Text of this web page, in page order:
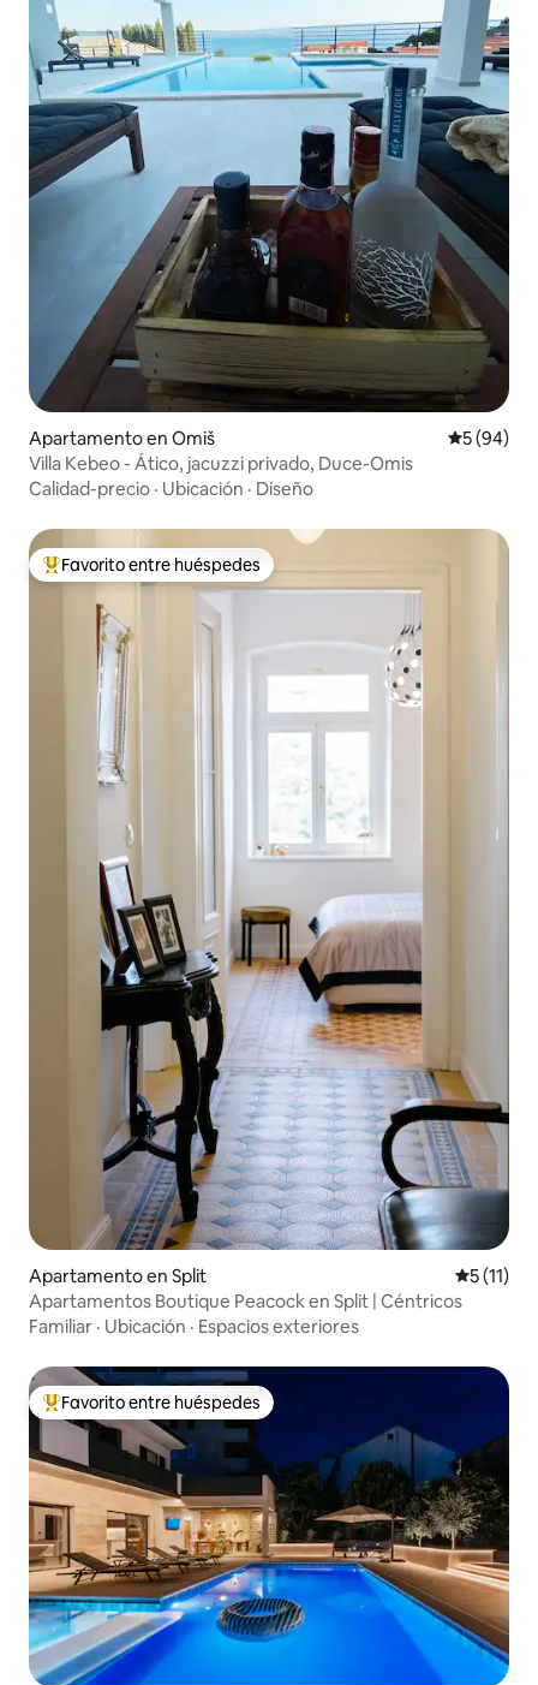
Apartamento en Omiš
5 (94)
Villa Kebeo - Ático, jacuzzi privado, Duce-Omis
Calidad-precio · Ubicación · Diseño
Favorito entre huéspedes preferido
Favorito entre huéspedes
Apartamento en Split
5 (11)
Apartamentos Boutique Peacock en Split | Céntricos
Familiar · Ubicación · Espacios exteriores
Favorito entre huéspedes preferido
Favorito entre huéspedes